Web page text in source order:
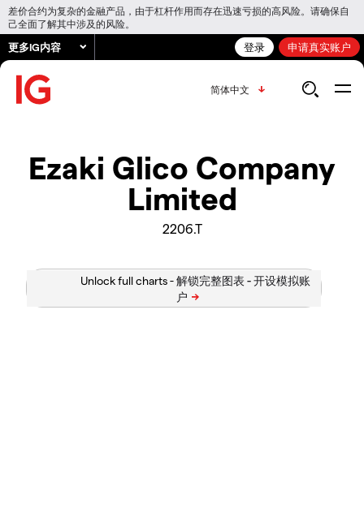
差价合约为复杂的金融产品，由于杠杆作用而存在迅速亏损的高风险。请确保自
己全面了解其中涉及的风险。
更多IG内容 登录 申请真实账户
简体中文
Ezaki Glico Company
Limited
2206.T
Unlock full charts -